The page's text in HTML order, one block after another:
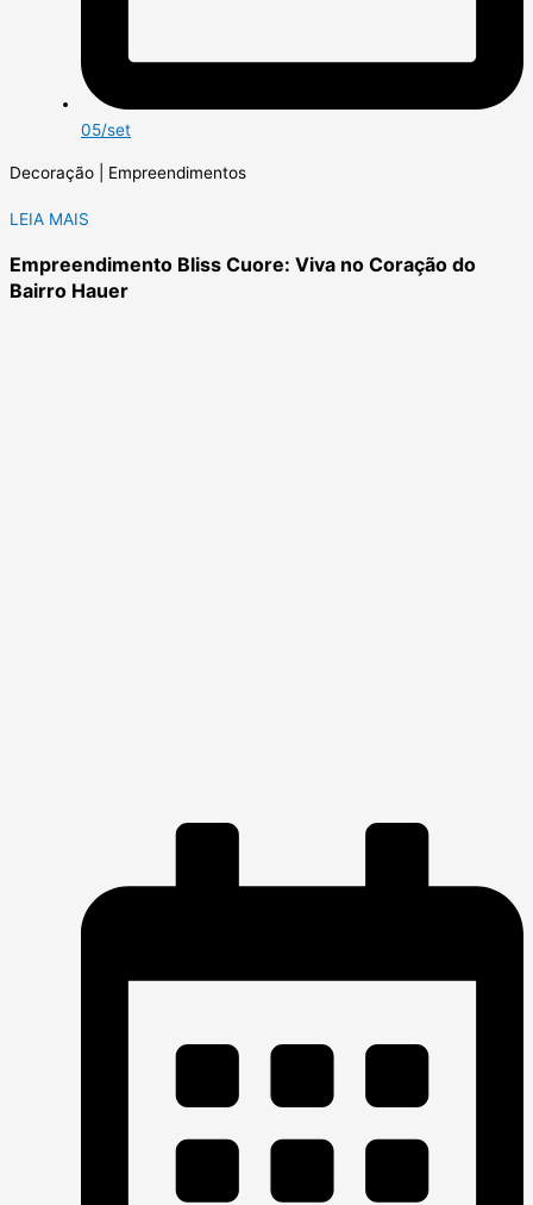
05/set
Decoração | Empreendimentos
LEIA MAIS
Empreendimento Bliss Cuore: Viva no Coração do
Bairro Hauer